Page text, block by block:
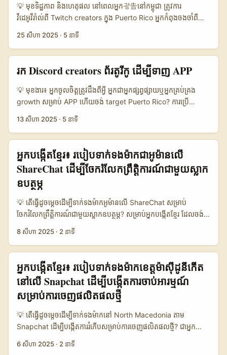
ផលិតផលអាហារូបត្ថម្ភរបស់អ្នក — បែបដែលអាចធ្វើបានពីកម្ពុជាប្រាកដ និង
មានកំណត់ហានិភ័យ។ 📊 ទិដ្ឋភាពទិន្នន័យ: ប្រៀបធៀប WhatsApp
Channels វិជ្ជមានប៉ុន្មាន ទល់នឹង Platform ផ្សេងៗ 🧩 Metric
WhatsApp Channels Instagram Reels TikTok 👥 Monthly
18% 22% 20% 💬 Direct Response Rate 15% 6% 8% 🔒
3.0 2.8 តារាងបង្ហាញថា WhatsApp Channels មានភាពខុសគ្នាចម្បង
នៅផ្នែក “Direct Response” និង “Privacy” — មានអត្ថប្រយោជន៍
សម្រាប់ផលិតផលអាហារូបត្ថម្ភដែលត្រូវការការទាក់ទងផ្ទាល់ និង
អាចធំជាង, ដូច្នេះនិទ្ទេសក៏អាចត្រូវបញ្ចូលឆានែលផ្សេងៗគ្នា​ក្នុងកាសំនួរ។
(ទិន្នន័យគំរូសម្រាប់ការប្រៀបធៀប)។ ...
សិស្ស Jordan ដែលចង់រៀនភាសា អាជីព ឬដើម្បីសិក្សានៅបរទេស? ការ
ដាក់ខ្លឹមសារនឹងដាក់អ្នកទៅកាន់ creators ត្រឹមត្រូវ។ ការយល់ដឹងពីបរិបទ
ប្រើភាសាអារ៉ប/ភាសាបុរាណនៅ Jordan អាចបង្កើនការទាក់ទាញនៅ
មហាជន។ បញ្ចូលធាតុបង្ហាញទ្រព្យសម្បត្តិ (proof) — តារាង
ស្វែងរកការសិក្សា។ អត្ថបទនេះនឹងដឹកនាំអ្នកពីវិធីស្វែងរក និងទំនាក់ទំនងនឹង
អ្នកបង្កើត Jordan លើ KakaoTalk, រួមទាំងសណ្ឋានចំណាយ, កិច្ចសន្យា
ប្រភេទណា, និងលំហឆ្ងាយសម្រាប់កម្រិត ROI។ 📊 Data Snapshot
Table — ផ្ទៃតារាងបម្រៀបកាត់ 🧩 Metric Option A Option B
Option C 👥 Monthly Active 250.000 400.000 600.000 📈
Conversion 7% 5% 9% 💰 Avg Fee per Promo (USD) 30 45
សប្តាហ៍ តារាងខាងលើបង្ហាញភាពខុសគ្នាដោយសង្ខេបរវាងចំណាត់ថ្នាក់
បណ្តាញសង្គមពេញនិយមសម្រាប់គោលដៅ Jordan: KakaoTalk
(Option A) ជាផ្លូវការ niche និងមានក្លិន conversion មធ្យមបើបញ្ចូល
ក្នុងក្រុមត្រឹមត្រូវ; Instagram (Option B) មានចំណាយលើខ្លឹមសារ និង
audience ដែលត្រួតបញ្ចូល; YouTube (Option C) ផ្តល់
conversion ខ្ពស់តែតម្លៃដល់ខ្ពស់ និង campaign length ធំជាង។ វាជា
💡 មុខទិដ្ឋភាព និងហេតុផល នៅពេលអ្នក광告នៅកម្ពុជា ត្រូវការ
វីដេអូវីរ៉ាល់ពី Twitch creators ក្នុង Puerto Rico អ្នកកំពុងចងចាំពី
បង្ហាញថា tournaments លើ livestream — ដូចដែល King León
បានរៀបចំ tournament Clash Royale សម្រាប់ creators — អាច
បង្កើតតារាង viral moments ដែលអាចឲ្យ brands ទាក់ទាញទស្សនា។
ហើយនៅពេលខ្លះក្រុមហ៊ុនក៏ចាប់ផ្តើមសិក្សា skills influencer ជាផ្លូវការ
សម្រាប់ influencer craft) — នេះបង្ហាញថា “creator economy”
កាន់តែមានជំហរ professional ដែលអាចសហការណ៍បាន។ ...
25 សីហា 2025 · 5 នាទី
រក Discord creators ព័រតូរីកូ ដើម្បីទាញ APP
💡 មុខងារ៖ អ្នកចូលចិត្តត្រូវដឹងពីអ្វី អ្នកជា​អ្នកផ្សព្វផ្សាយឬអ្នកគ្រប់គ្រង
growth សម្រាប់ APP ហើយចង់ target Puerto Rico? ការប្រើ
យើងឃើញពីឧទាហរណ៍ Indie Asylum — សហគមន៍ indie game
ដែលចាប់ផ្តើមបង្កើន activity ដោយបង្កើត server, បន្ថែមច្រកអំពីការងារ
និង automation ដែលជួយក្នុងការរៀបចំទិន្នន័យ ប្រកាសថា server មាន
“ជាង 1.000 នាក់” ហើយ “រីកចម្រើន 50% ក្នុង 7 ថ្ងៃ” (ចេញពី Indie
បង្ហាញថា Discord អាច scale លឿនប្រសិនបើមាន content និង
utility ត្រឹមត្រូវ។ ...
13 សីហា 2025 · 5 នាទី
អ្នកបង្កើតខ្មែរ៖ របៀបទាក់ទងម៉ាកជាអូម៉ានលើ
ShareChat ដើម្បីចែករំលែកព្រឹត្តិការណ៍ជាមួយស្លាក
ឧបត្ថម្ភ
💡 តើធ្វើដូចម្តេចដើម្បីទាក់ទងម៉ាកអូម៉ានលើ ShareChat សម្រាប់
ចែករំលែកព្រឹត្តិការណ៍ជាមួយស្លាកឧបត្ថម្ភ? សម្រាប់អ្នកបង្កើតខ្មែរ ដែលចង់
និងអន្តរជាតិមិនច្រើនណាស់។ ការទាក់ទងម៉ាកអូម៉ានត្រូវការយល់ដឹងពី
វប្បធម៌ ការប្រើប្រាស់បច្ចេកទេសលើវេទិកា និងបង្កើតមាតិកាដែលមានគុណ
ភាព និងទាក់ទាញ។ ពេញចិត្តនឹងការចែករំលែកព្រឹត្តិការណ៍ជាមួយស្លាក
ឧបត្ថម្ភ គឺមិនមែនគ្រាន់តែបង្ហោះវីដេអូ ឬរូបភាពទេ។ ត្រូវមានការតភ្ជាប់ជាមួយ
ដែលមានប្រយោជន៍។ ប្រភពពិតពីការផ្សព្វផ្សាយ Snapchat
ក្នុងកូពេនហាហ្គែនបានបង្ហាញថា ការបង្ហោះមាតិកាផ្ទាល់ខ្លួនដែលមានអត្ថន័យ
និងភាពពិតជាផ្នែកសំខាន់ក្នុងការចាប់អារម្មណ៍អ្នកទស្សនា និងស្ថាបនា
8 សីហា 2025 · 2 នាទី
អ្នក​បង្កើត​ខ្មែរ៖ របៀប​ទាក់ទង​ម៉ាក​ខេត្ត​ម៉ាស៊ីដូនី​កើត​
នៅលើ Snapchat ដើម្បី​បង្កើត​ការចាប់​អារម្មណ៍​
សម្រាប់​ការ​ចេញ​ផលិតផលថ្មី
💡 តើធ្វើដូចម្តេចដើម្បីទាក់ទងម៉ាកនៅ North Macedonia តាម
Snapchat ដើម្បីបង្កើតការរំភើបសម្រាប់ការចេញផលិតផលថ្មី? ជាអ្នក
6 សីហា 2025 · 2 នាទី